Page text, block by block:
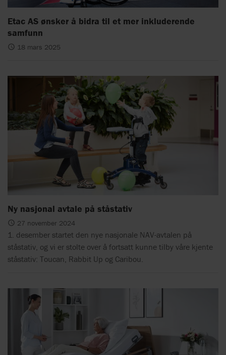
Etac AS ønsker å bidra til et mer inkluderende
samfunn
18 mars 2025
Ny nasjonal avtale på ståstativ
27 november 2024
1. desember startet den nye nasjonale NAV-avtalen på
ståstativ, og vi er stolte over å fortsatt kunne tilby våre kjente
ståstativ: Toucan, Rabbit Up og Caribou.